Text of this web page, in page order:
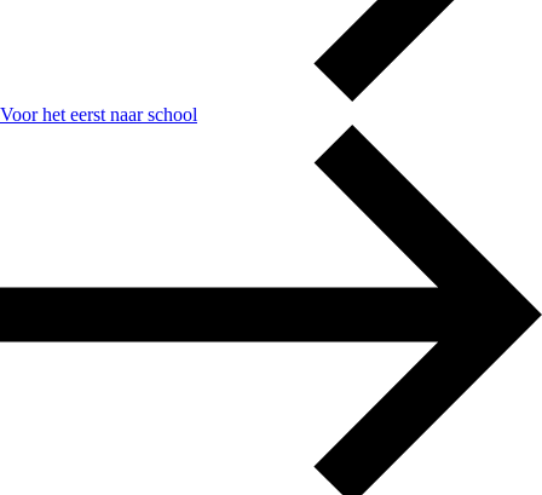
Voor het eerst naar school